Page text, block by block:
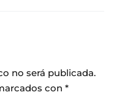
no será publicada.
con *